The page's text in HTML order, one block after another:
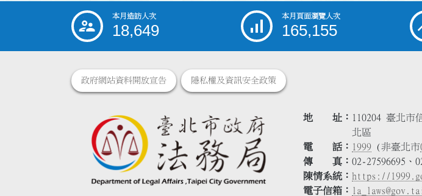
::: 本月造訪人次
18,649
本月頁面瀏覽人次
165,155
政府網站資料開放宣告 隱私權及資訊安全政策
地 址
110204 臺北市
北區
電 話
1999 (非臺北市
傳 真
02-27596695、
陳情系統
https://
電子信箱